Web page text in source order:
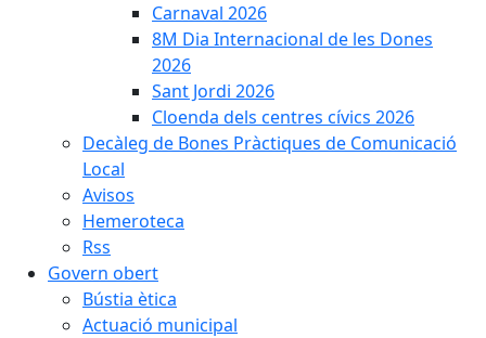
Carnaval 2026
8M Dia Internacional de les Dones
2026
Sant Jordi 2026
Cloenda dels centres cívics 2026
Decàleg de Bones Pràctiques de Comunicació
Local
Avisos
Hemeroteca
Rss
Govern obert
Bústia ètica
Actuació municipal